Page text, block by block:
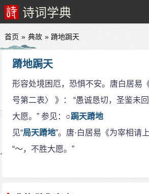
诗词学典
首页 » 典故 » 蹐地跼天
蹐地跼天
形容处境困厄，恐惧不安。唐白居易
号第二表〉 》： “愚诚恳切，圣鉴未
大愿。” 参见：○跼天蹐地
见“局天蹐地”。唐·白居易《为宰相请
“～，不胜大愿。”